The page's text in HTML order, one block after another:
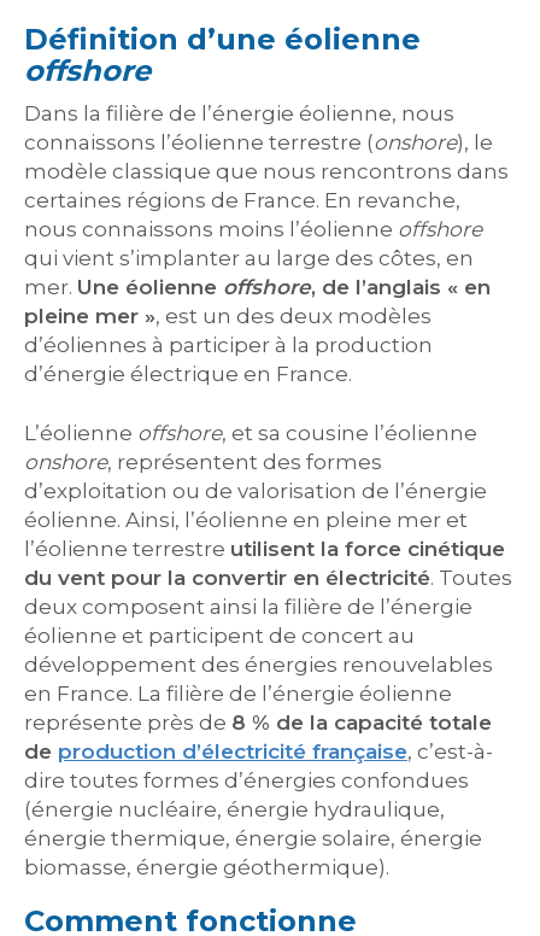
Définition d’une éolienne
offshore
Dans la filière de l’énergie éolienne, nous
connaissons l’éolienne terrestre (onshore), le
modèle classique que nous rencontrons dans
certaines régions de France. En revanche,
nous connaissons moins l’éolienne offshore
qui vient s’implanter au large des côtes, en
mer. Une éolienne offshore, de l’anglais « en
pleine mer », est un des deux modèles
d’éoliennes à participer à la production
d’énergie électrique en France.
L’éolienne offshore, et sa cousine l’éolienne
onshore, représentent des formes
d’exploitation ou de valorisation de l’énergie
éolienne. Ainsi, l’éolienne en pleine mer et
l’éolienne terrestre utilisent la force cinétique
du vent pour la convertir en électricité. Toutes
deux composent ainsi la filière de l’énergie
éolienne et participent de concert au
développement des énergies renouvelables
en France. La filière de l’énergie éolienne
représente près de 8 % de la capacité totale
de production d’électricité française, c’est-à-
dire toutes formes d’énergies confondues
(énergie nucléaire, énergie hydraulique,
énergie thermique, énergie solaire, énergie
biomasse, énergie géothermique).
Comment fonctionne